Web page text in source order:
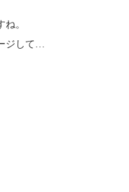
。
ジして…